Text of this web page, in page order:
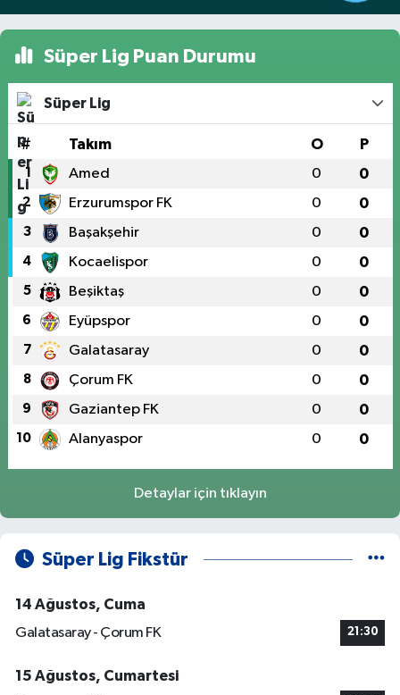
Süper Lig Puan Durumu
Süper Lig
# Takım O P
1 Amed 0 0
2 Erzurumspor FK 0 0
3 Başakşehir 0 0
4 Kocaelispor 0 0
5 Beşiktaş 0 0
6 Eyüpspor 0 0
7 Galatasaray 0 0
8 Çorum FK 0 0
9 Gaziantep FK 0 0
10 Alanyaspor 0 0
Detaylar için tıklayın
Süper Lig Fikstür
14 Ağustos, Cuma
Galatasaray - Çorum FK
21:30
15 Ağustos, Cumartesi